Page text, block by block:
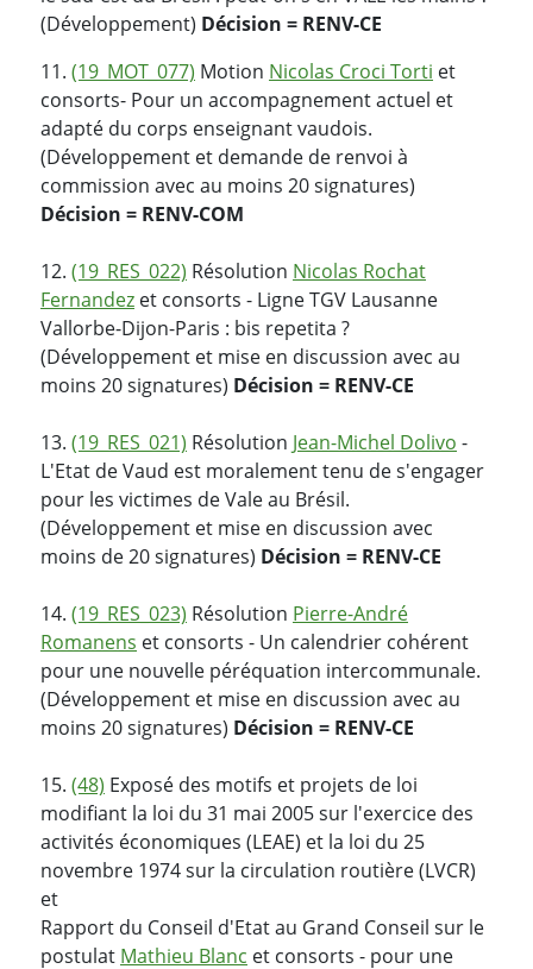
(Développement) Décision = RENV-CE
11. (19_MOT_077) Motion Nicolas Croci Torti et
consorts- Pour un accompagnement actuel et
adapté du corps enseignant vaudois.
(Développement et demande de renvoi à
commission avec au moins 20 signatures)
Décision = RENV-COM
12. (19_RES_022) Résolution Nicolas Rochat
Fernandez et consorts - Ligne TGV Lausanne
Vallorbe-Dijon-Paris : bis repetita ?
(Développement et mise en discussion avec au
moins 20 signatures) Décision = RENV-CE
13. (19_RES_021) Résolution Jean-Michel Dolivo -
L'Etat de Vaud est moralement tenu de s'engager
pour les victimes de Vale au Brésil.
(Développement et mise en discussion avec
moins de 20 signatures) Décision = RENV-CE
14. (19_RES_023) Résolution Pierre-André
Romanens et consorts - Un calendrier cohérent
pour une nouvelle péréquation intercommunale.
(Développement et mise en discussion avec au
moins 20 signatures) Décision = RENV-CE
15. (48) Exposé des motifs et projets de loi
modifiant la loi du 31 mai 2005 sur l'exercice des
activités économiques (LEAE) et la loi du 25
novembre 1974 sur la circulation routière (LVCR)
et
Rapport du Conseil d'Etat au Grand Conseil sur le
postulat Mathieu Blanc et consorts - pour une